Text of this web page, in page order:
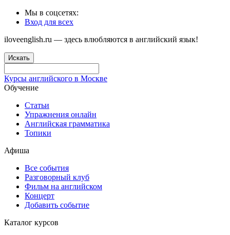
Мы в соцсетях:
Вход для всех
iloveenglish.ru — здесь влюбляются в английский язык!
Искать
Курсы английского в Москве
Обучение
Статьи
Упражнения онлайн
Английская грамматика
Топики
Афиша
Все события
Разговорный клуб
Фильм на английском
Концерт
Добавить событие
Каталог курсов